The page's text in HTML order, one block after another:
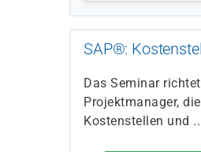
SAP®:
Das Seminar
Projektmanager,
Kostenstellen und